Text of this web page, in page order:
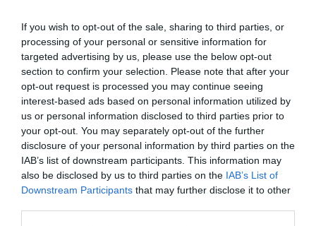
If you wish to opt-out of the sale, sharing to third parties, or
processing of your personal or sensitive information for
targeted advertising by us, please use the below opt-out
section to confirm your selection. Please note that after your
opt-out request is processed you may continue seeing
interest-based ads based on personal information utilized by
us or personal information disclosed to third parties prior to
your opt-out. You may separately opt-out of the further
disclosure of your personal information by third parties on the
IAB’s list of downstream participants. This information may
also be disclosed by us to third parties on the IAB’s List of
Downstream Participants that may further disclose it to other
inaugurate în 2010 şi 2011 la Bălți, Cahul, Ungheni,
Almeria, Edinburgh, Vancouver.
Informatii suplimentare
Consulul României la Catania este Adriana Elena
Moţa.
Coordonatele oficiului consular sunt: Via
Misterbianco nr. 1, CP 95131, Catania.